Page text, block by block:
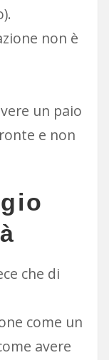
non è
un paio
e non
che di
come un
avere